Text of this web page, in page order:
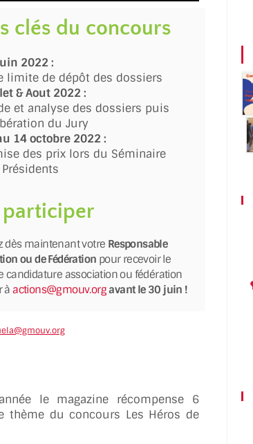
clés du concours
2022 :
limite de dépôt des dossiers
& Aout 2022 :
et analyse des dossiers puis
du Jury
14 octobre 2022 :
des prix lors du Séminaire
participer
dès maintenant votre Responsable
ou de Fédération pour recevoir le
candidature association ou fédération
àactions@gmouv.orgavant le 30 juin !
le magazine récompense 6
thème du concours Les Héros de